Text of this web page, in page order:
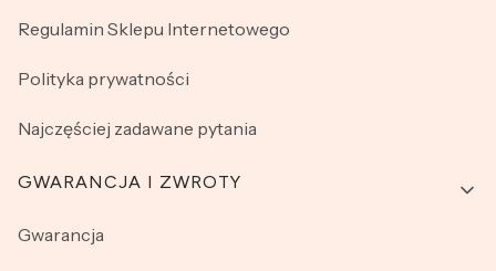
Regulamin Sklepu Internetowego
Polityka prywatności
Najczęściej zadawane pytania
GWARANCJA I ZWROTY
Gwarancja